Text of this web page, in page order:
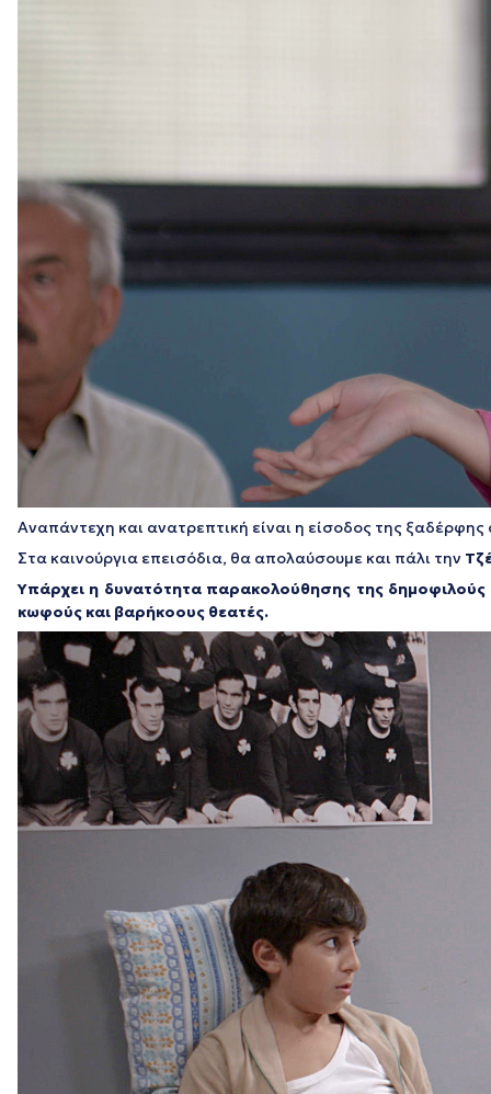
Αναπάντεχη και ανατρεπτική είναι η είσοδος της
Στα καινούργια επεισόδια, θα απολαύσουμε και πάλι την
Υπάρχει η δυνατότητα παρακολούθησης της
κωφούς και βαρήκοους θεατές.